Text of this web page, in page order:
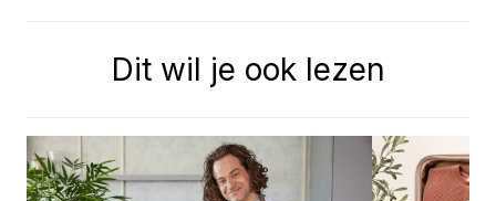
Dit wil je ook lezen